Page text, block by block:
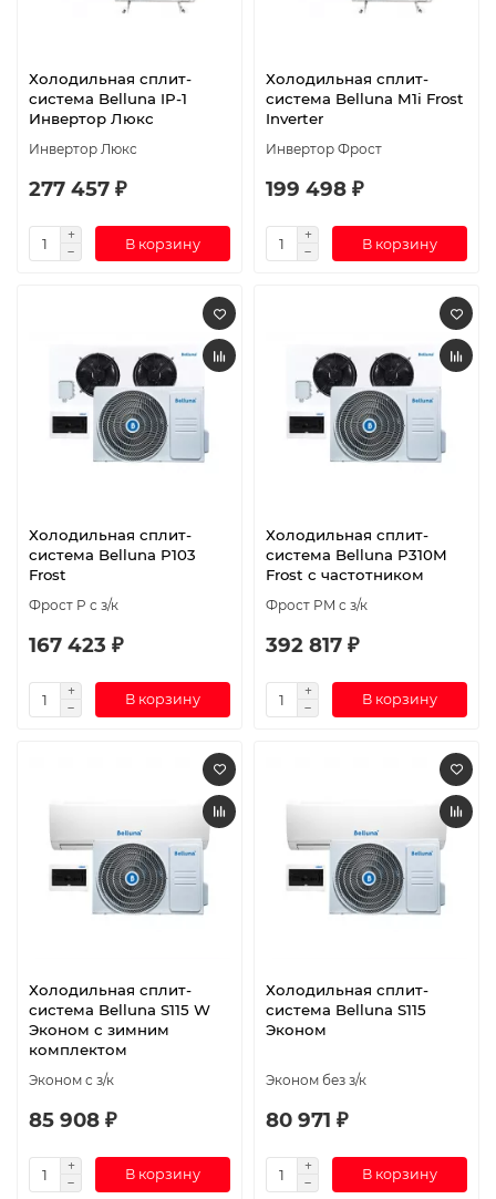
Холодильная сплит-
система Belluna IP-1
Инвертор Люкс
Инвертор Люкс
277 457 ₽
В корзину
Холодильная сплит-
система Belluna M1i Frost
Inverter
Инвертор Фрост
199 498 ₽
В корзину
Холодильная сплит-
система Belluna P103
Frost
Фрост P с з/к
167 423 ₽
В корзину
Холодильная сплит-
система Belluna P310M
Frost с частотником
Фрост PM с з/к
392 817 ₽
В корзину
Холодильная сплит-
система Belluna S115 W
Эконом с зимним
комплектом
Эконом с з/к
85 908 ₽
В корзину
Холодильная сплит-
система Belluna S115
Эконом
Эконом без з/к
80 971 ₽
В корзину